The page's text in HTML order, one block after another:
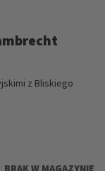
z Bliskiego
BRAK W MAGAZYNIE